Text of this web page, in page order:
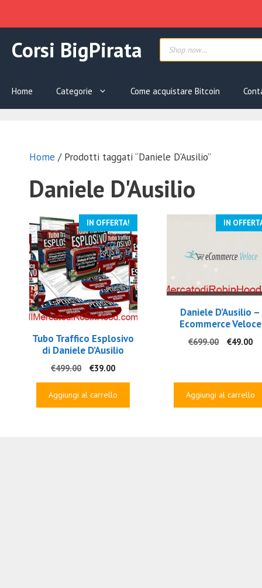
contenuto
Corsi BigPirata Products
search
Home Categorie Come acquistare Bitcoin
Home / Prodotti taggati “Daniele D'Ausilio”
Daniele D'Ausilio
IN OFFERTA!
Tubo Traffico Esplosivo
di Daniele D’Ausilio
€499.00
Il
originale
€39.00Il
attuale
Aggiungi al carrello
IN
Daniele D’Ausilio –
Ecommerce Veloce
€699.00
Il
€699.00.
€49.00Il
Aggiungi al carrello